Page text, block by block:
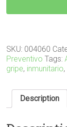
SKU: 004060
Preventivo Tags:
gripe, inmunitario,
Description